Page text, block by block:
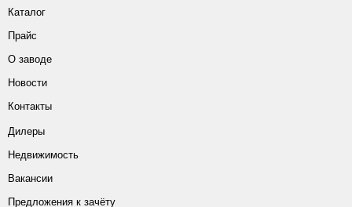
Каталог
Прайс
О заводе
Новости
Контакты
Дилеры
Недвижимость
Вакансии
Предложения к зачёту